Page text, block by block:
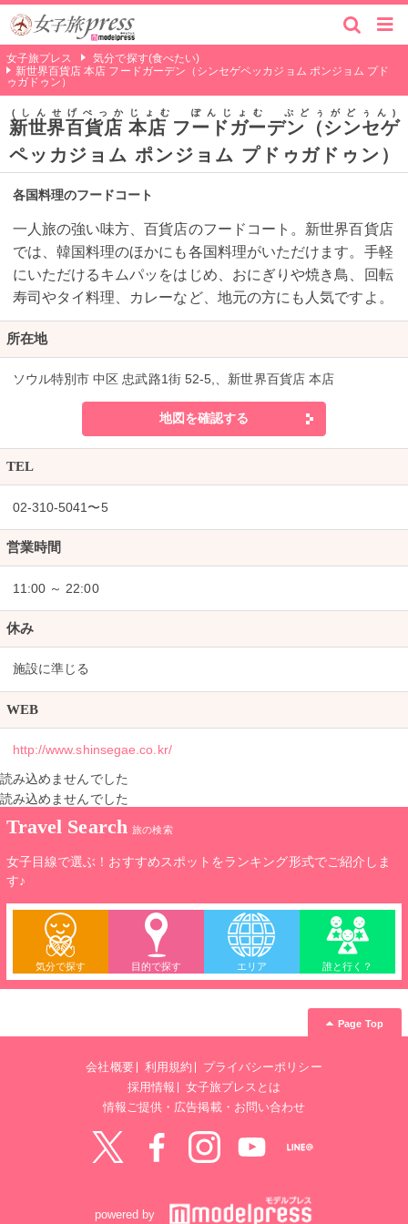
女子旅プレス
気分で探す(食べたい)
新世界百貨店 本店 フードガーデン（シンセゲペッカジョム ポンジョム プド
ゥガドゥン）
新世界百貨店 本店 フードガーデン（シンセゲ
ペッカジョム ポンジョム プドゥガドゥン）
しんせげぺっかじょむ ぽんじょむ ぷどぅがどぅん
各国料理のフードコート
一人旅の強い味方、百貨店のフードコート。新世界百貨店
では、韓国料理のほかにも各国料理がいただけます。手軽
にいただけるキムパッをはじめ、おにぎりや焼き鳥、回転
寿司やタイ料理、カレーなど、地元の方にも人気ですよ。
所在地
ソウル特別市 中区 忠武路1街 52-5,、新世界百貨店 本店
地図を確認する
TEL
02-310-5041〜5
営業時間
11:00 ～ 22:00
休み
施設に準じる
WEB
http://www.shinsegae.co.kr/
読み込めませんでした
読み込めませんでした
Travel Search 旅の検索
女子目線で選ぶ！おすすめスポットをランキング形式でご紹介しま
す♪
気分で探す 目的で探す エリア 誰と行く？
Page Top
会社概要 利用規約
プライバシーポリシー
採用情報
女子旅プレスとは
情報ご提供・広告掲載・お問い合わせ
powered by